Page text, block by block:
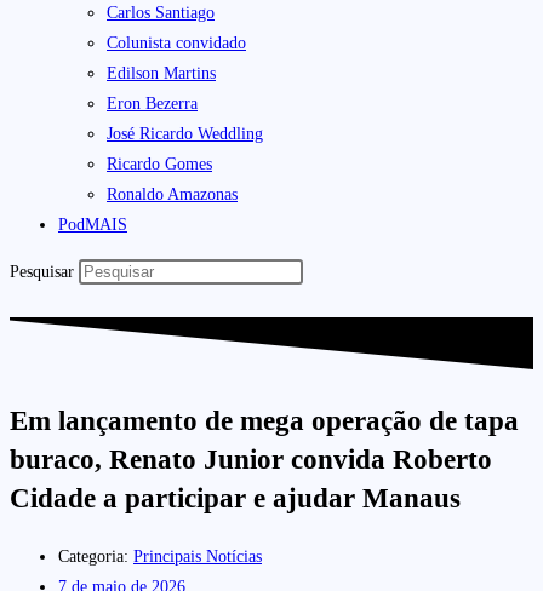
Carlos Santiago
Colunista convidado
Edilson Martins
Eron Bezerra
José Ricardo Weddling
Ricardo Gomes
Ronaldo Amazonas
PodMAIS
Pesquisar
Em lançamento de mega operação de tapa
buraco, Renato Junior convida Roberto
Cidade a participar e ajudar Manaus
Categoria: Principais Notícias
7 de maio de 2026